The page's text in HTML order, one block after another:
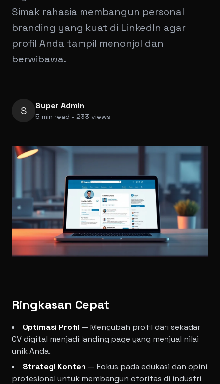
Simak rahasia membangun personal
branding yang kuat di LinkedIn agar
profil Anda tampil menonjol dan
berwibawa.
S Super Admin
5 min read • 233 views
Ringkasan Cepat
Optimasi Profil — Mengubah profil dari sekadar
CV digital menjadi landing page yang menjual nilai
unik Anda.
Strategi Konten — Fokus pada edukasi dan opini
profesional untuk membangun otoritas di industri